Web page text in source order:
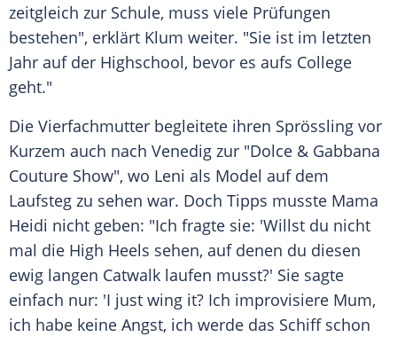
zeitgleich zur Schule, muss viele Prüfungen
bestehen", erklärt Klum weiter. "Sie ist im letzten
Jahr auf der Highschool, bevor es aufs College
geht."
Die Vierfachmutter begleitete ihren Sprössling vor
Kurzem auch nach Venedig zur "Dolce & Gabbana
Couture Show", wo Leni als Model auf dem
Laufsteg zu sehen war. Doch Tipps musste Mama
Heidi nicht geben: "Ich fragte sie: 'Willst du nicht
mal die High Heels sehen, auf denen du diesen
ewig langen Catwalk laufen musst?' Sie sagte
einfach nur: 'I just wing it? Ich improvisiere Mum,
ich habe keine Angst, ich werde das Schiff schon